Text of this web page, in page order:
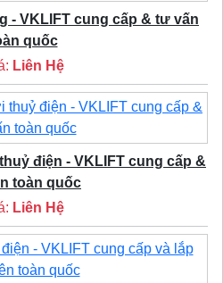
- VKLIFT cung cấp & tư vấn
quốc
Liên Hệ
điện - VKLIFT cung cấp &
toàn quốc
Liên Hệ